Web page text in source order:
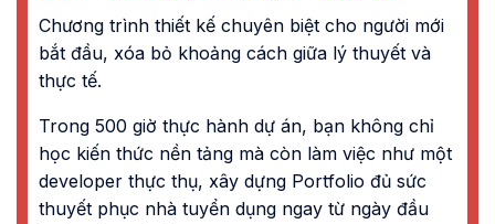
Chương trình thiết kế chuyên biệt cho người mới
bắt đầu, xóa bỏ khoảng cách giữa lý thuyết và
thực tế.
Trong 500 giờ thực hành dự án, bạn không chỉ
học kiến thức nền tảng mà còn làm việc như một
developer thực thụ, xây dựng Portfolio đủ sức
thuyết phục nhà tuyển dụng ngay từ ngày đầu